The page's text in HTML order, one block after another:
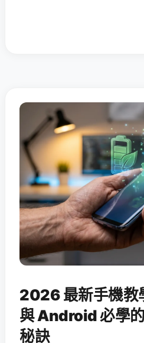
2026 最新手機教
與 Android 必學
秘訣